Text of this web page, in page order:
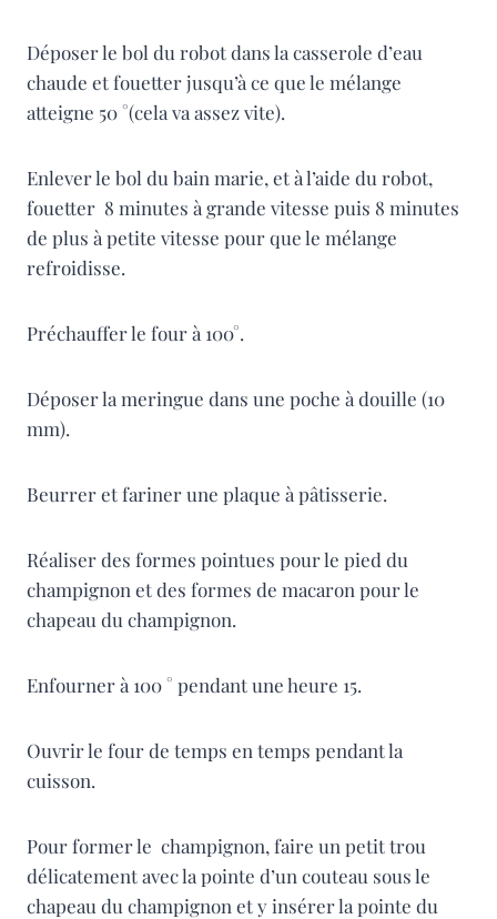
Déposer le bol du robot dans la casserole d’eau
chaude et fouetter jusqu’à ce que le mélange
atteigne 50 °(cela va assez vite).
Enlever le bol du bain marie, et à l’aide du robot,
fouetter 8 minutes à grande vitesse puis 8 minutes
de plus à petite vitesse pour que le mélange
refroidisse.
Préchauffer le four à 100°.
Déposer la meringue dans une poche à douille (10
mm).
Beurrer et fariner une plaque à pâtisserie.
Réaliser des formes pointues pour le pied du
champignon et des formes de macaron pour le
chapeau du champignon.
Enfourner à 100 ° pendant une heure 15.
Ouvrir le four de temps en temps pendant la
cuisson.
Pour former le champignon, faire un petit trou
délicatement avec la pointe d’un couteau sous le
chapeau du champignon et y insérer la pointe du